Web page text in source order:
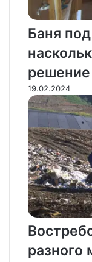
Баня
решение
19.02.2024